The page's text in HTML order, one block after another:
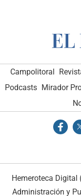
Campolitoral
Podcasts Mirador
Hemeroteca Digital
Administración y